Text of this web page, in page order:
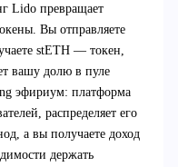
Lido превращает
Вы отправляете
stETH — токен,
вашу долю в пуле
эфириум: платформа
распределяет его
а вы получаете доход
держать